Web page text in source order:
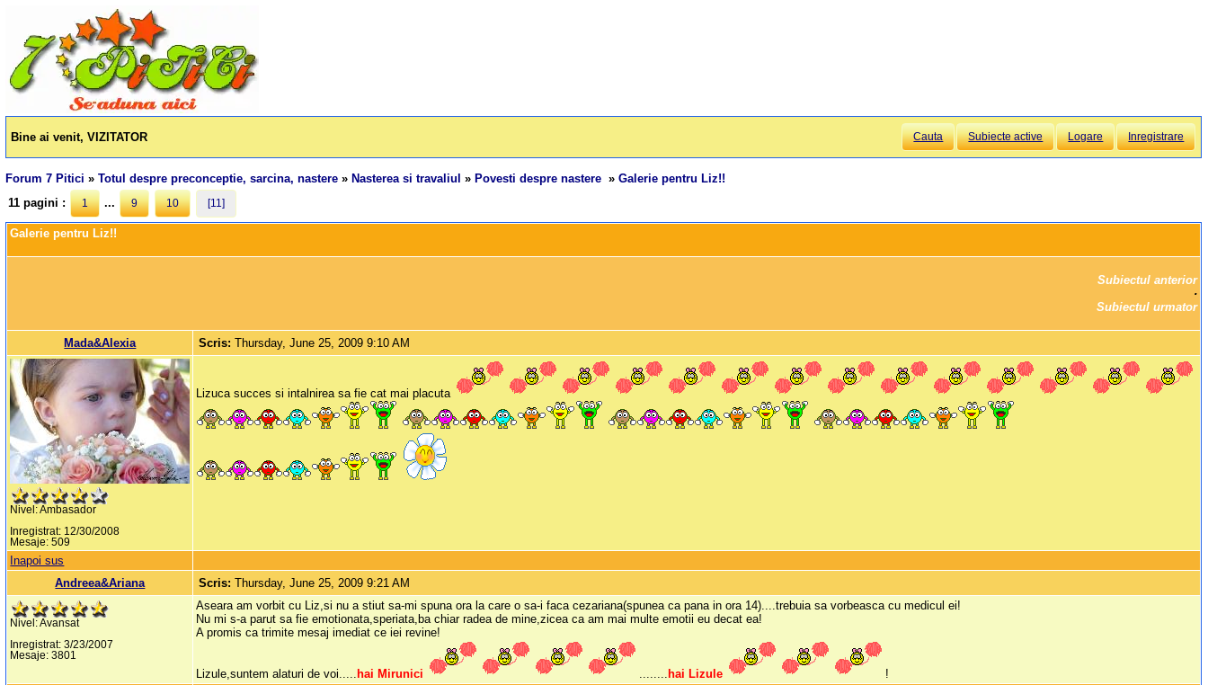
Bine ai venit, VIZITATOR Cauta Subiecte active Logare Inregistrare
Forum 7 Pitici »Totul despre preconceptie, sarcina, nastere » Nasterea si travaliul » Povesti despre nastere »Galerie pentru Liz!!
11 pagini :
1 ... 9 10 [11]
Galerie pentru Liz!!
Subiectul anterior
Subiectul urmator
Mada&Alexia Scris:Thursday, June 25, 2009 9:10 AM
Nivel: Ambasador
Inregistrat: 12/30/2008
Mesaje: 509
Lizuca succes si intalnirea sa fie cat mai placuta
Inapoi sus
Andreea&Ariana
Scris:Thursday, June 25, 2009 9:21 AM
Nivel: Avansat
Inregistrat: 3/23/2007
Mesaje: 3801
Aseara am vorbit cu Liz,si nu a stiut sa-mi spuna ora la care o sa-i faca cezariana(spunea ca pana in ora 14)....trebuia sa vorbeasca cu medicul ei!
Nu mi s-a parut sa fie emotionata,speriata,ba chiar radea de mine,zicea ca am mai multe emotii eu decat ea!
A promis ca trimite mesaj imediat ce iei revine!
Lizule,suntem alaturi de voi..... hai Mirunici ........ hai Lizule
!